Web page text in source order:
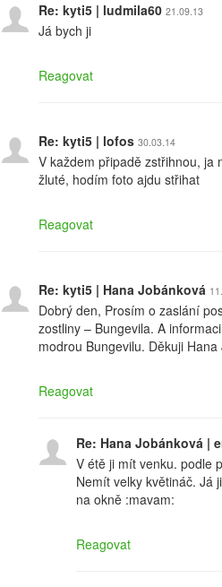
Re: kyti5 | ludmila60 21.09.13
Já bych ji
Reagovat
Re: kyti5 | lofos 30.03.14
V každem připadě zstřihnou, ja
žluté, hodím foto ajdu střihat
Reagovat
Re: kyti5 | Hana Jobánková
Dobrý den, Prosím o zaslání
zostliny – Bungevila. A
modrou Bungevilu. Děkuji
Reagovat
Re: Hana Jobánková |
V étě ji mít venku. podle
Nemít velky květináč. Já
na okně :mavam:
Reagovat